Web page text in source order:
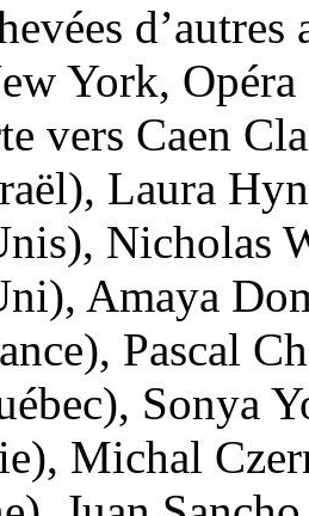
York,
vers Caen
Laura
Nicholas
Amaya
Pascal
Sonya
Michal